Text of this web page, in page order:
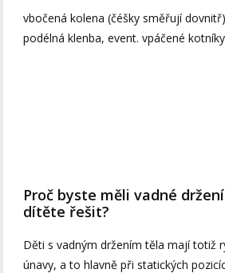
vbočená kolena (čéšky směřují
podélná klenba, event. vpáčené
Proč byste měli vadné
dítěte řešit?
Děti s vadným držením těla mají totiž
únavy, a to hlavně při statických